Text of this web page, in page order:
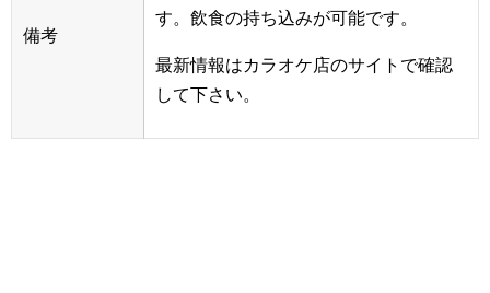
備考
す。飲食の持ち込みが可能です。
最新情報はカラオケ店のサイトで確認
して下さい。